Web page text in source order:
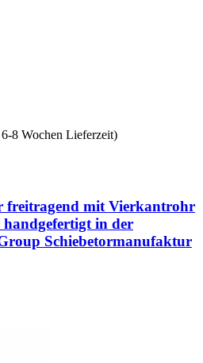
8 Wochen Lieferzeit)
freitragend mit Vierkantrohr
in der
Schiebetormanufaktur